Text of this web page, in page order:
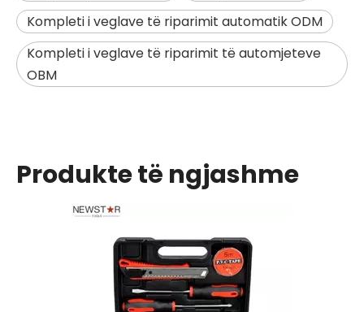
Kompleti i veglave të riparimit automatik ODM
Kompleti i veglave të riparimit të automjeteve
OBM
Produkte të ngjashme